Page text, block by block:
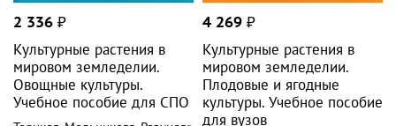
2 336 ₽
Культурные растения в
мировом земледелии.
Овощные культуры.
Учебное пособие для СПО
4 269 ₽
Культурные растения в
мировом земледелии.
Плодовые и ягодные
культуры. Учебное пособие
для вузов